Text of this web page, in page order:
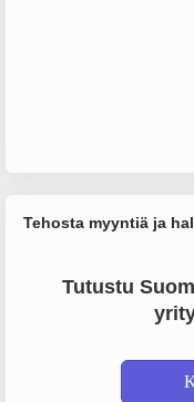
Tehosta myyntiä ja
Tutustu